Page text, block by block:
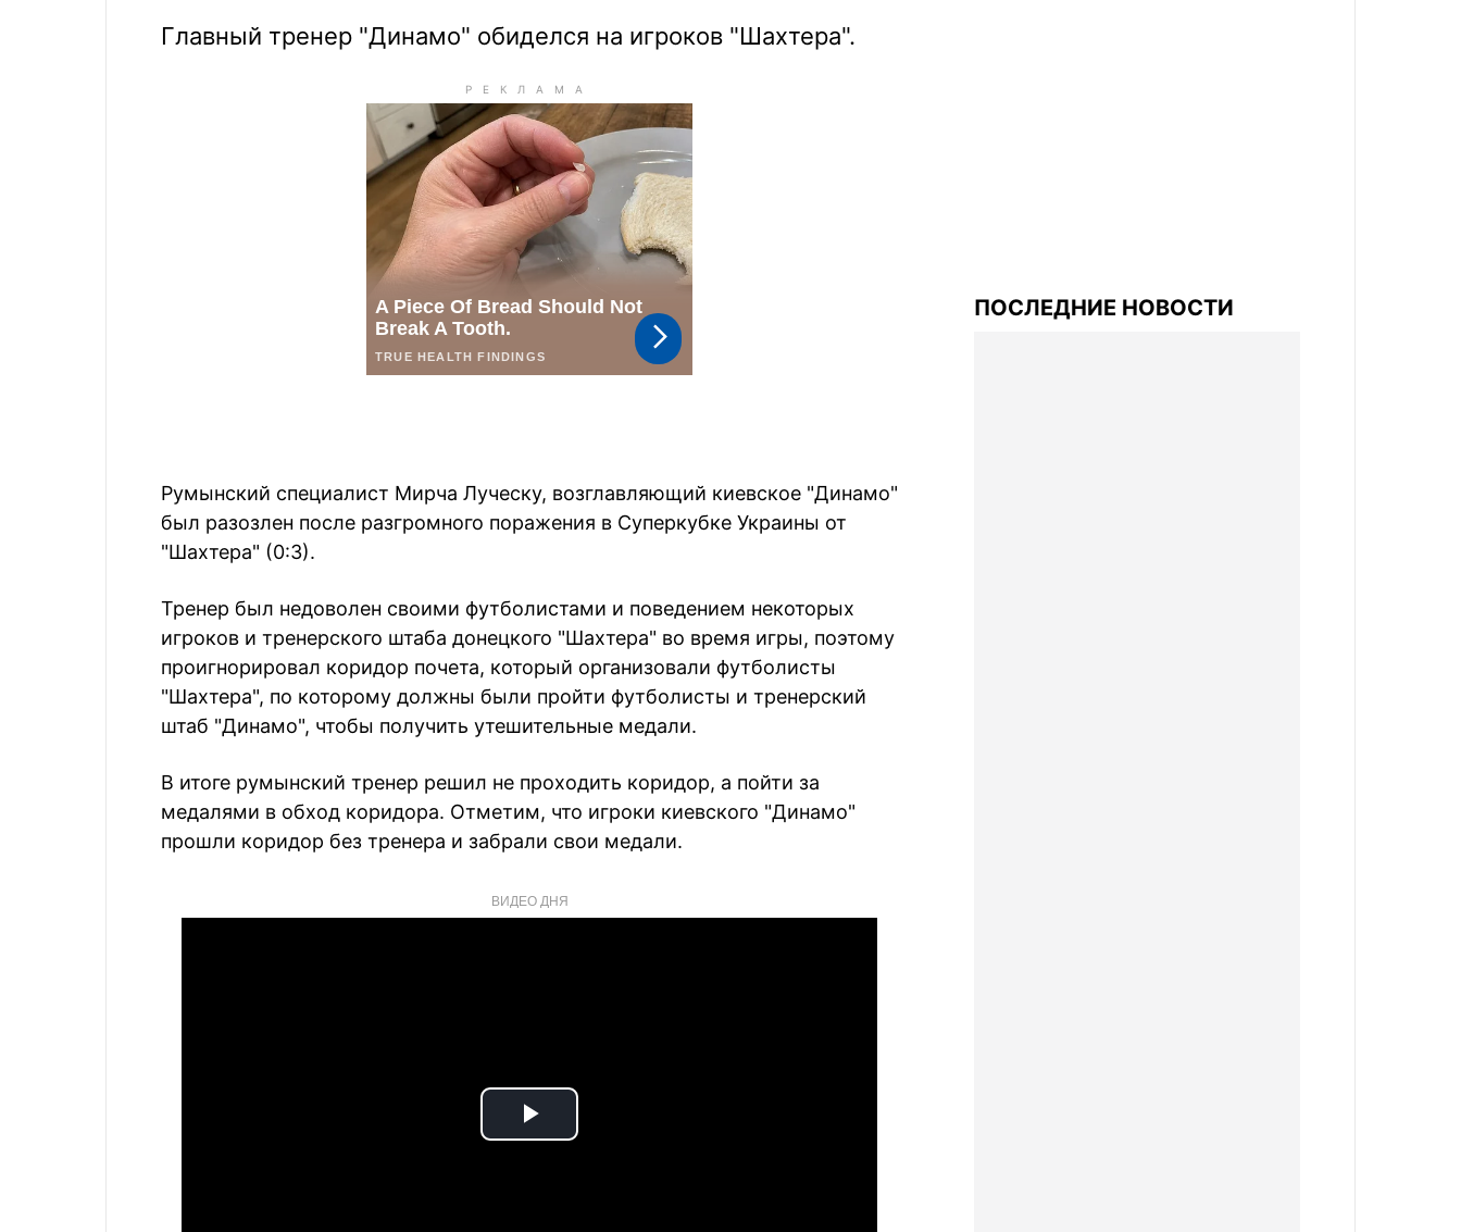
Главный тренер "Динамо" обиделся на игроков "Шахтера".
Румынский специалист Мирча Луческу, возглавляющий киевское "Динамо"
был разозлен после разгромного поражения в Суперкубке Украины от
"Шахтера" (0:3).
Тренер был недоволен своими футболистами и поведением некоторых
игроков и тренерского штаба донецкого "Шахтера" во время игры, поэтому
проигнорировал коридор почета, который организовали футболисты
"Шахтера", по которому должны были пройти футболисты и тренерский
штаб "Динамо", чтобы получить утешительные медали.
В итоге румынский тренер решил не проходить коридор, а пойти за
медалями в обход коридора. Отметим, что игроки киевского "Динамо"
прошли коридор без тренера и забрали свои медали.
ВИДЕО ДНЯ
Play
ПОСЛЕДНИЕ НОВОСТИ